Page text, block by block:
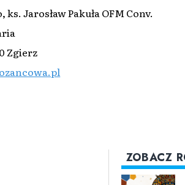
ks. Jarosław Pakuła OFM Conv.
Zgierz
ZOBACZ